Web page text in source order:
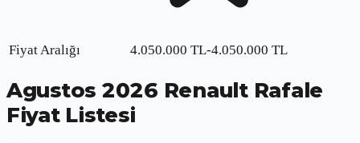
Fiyat Aralığı 4.050.000 TL-4.050.000 TL
Agustos 2026 Renault Rafale
Fiyat Listesi